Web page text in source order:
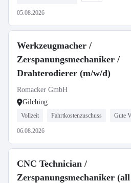
05.08.2026
Werkzeugmacher /
Zerspanungsmechaniker /
Drahterodierer (m/w/d)
Romacker GmbH
Gilching
Vollzeit Fahrtkostenzuschuss Gute
06.08.2026
CNC Technician /
Zerspanungsmechaniker (all